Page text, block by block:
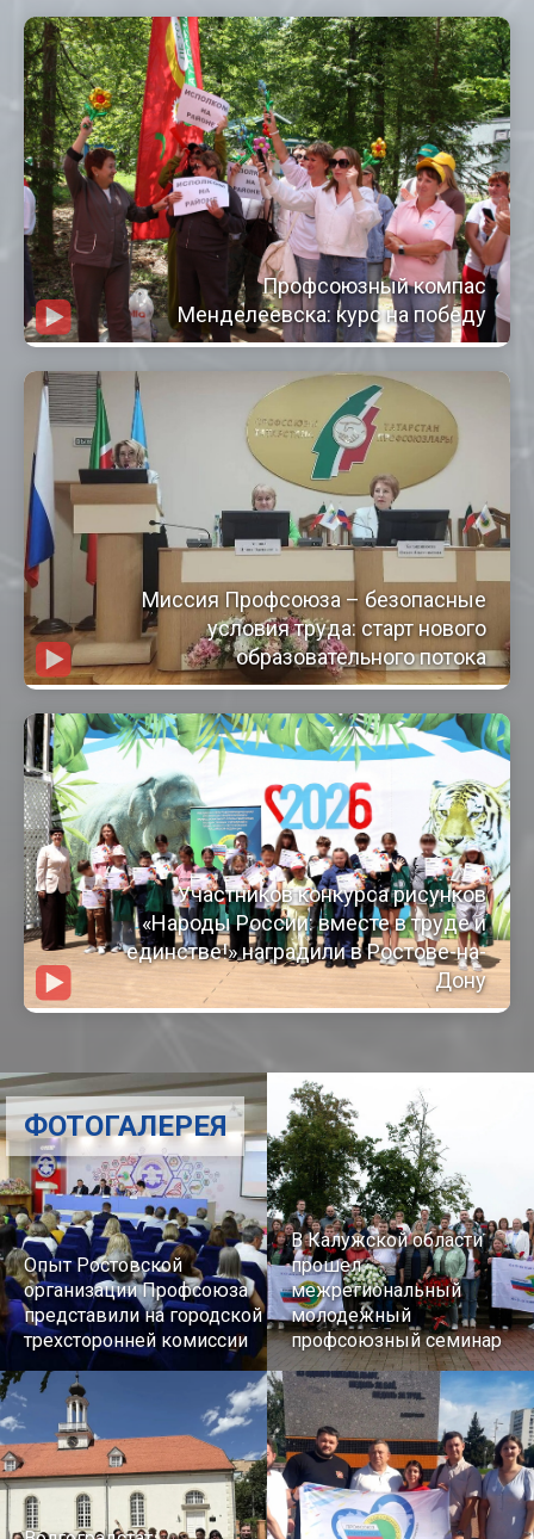
Профсоюзный компас
Менделеевска: курс на победу
Миссия Профсоюза – безопасные
условия труда: старт нового
образовательного потока
Участников конкурса рисунков
«Народы России: вместе в труде и
единстве!» наградили в Ростове-на-
Дону
Опыт Ростовской
организации Профсоюза
представили на городской
трехсторонней комиссии
В Калужской области
прошел
межрегиональный
молодежный
профсоюзный семинар
ФОТОГАЛЕРЕЯ